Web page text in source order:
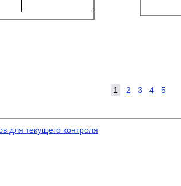
1 2 3 4 5
для текущего контроля